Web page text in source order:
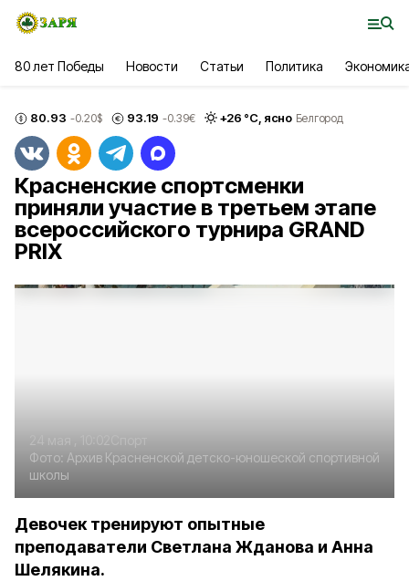
80 лет Победы Новости Статьи Политика
80.93 -0.20$ 93.19 -0.39€ +26 °С, ясно Белгород
Красненские спортсменки
приняли участие в третьем этапе
всероссийского турнира GRAND
PRIX
Фото: Архив Красненской детско-юношеской спортивной
школы
Девочек тренируют опытные
преподаватели Светлана Жданова и Анна
Шелякина.